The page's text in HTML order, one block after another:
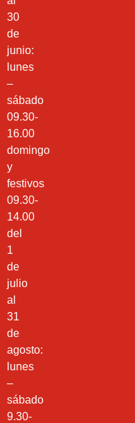
30
de
junio:
lunes
–
sábado
09.30-
16.00
domingo
y
festivos
09.30-
14.00
del
1
de
julio
al
31
de
agosto:
lunes
–
sábado
9.30-